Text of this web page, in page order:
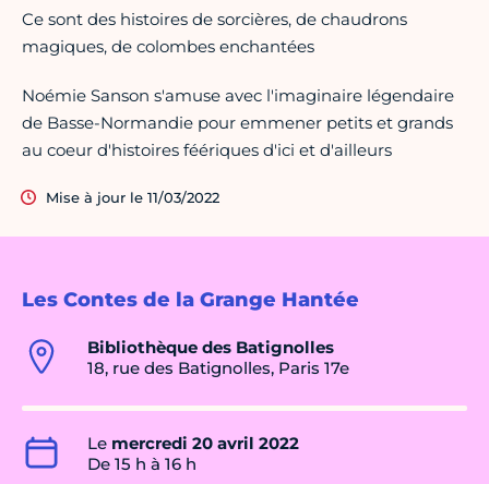
Les Contes de la Grange Hantée
Bibliothèque des Batignolles
18, rue des Batignolles, Paris 17e
Le mercredi 20 avril 2022
De 15 h à 16 h
Ce sont des histoires de sorcières, de chaudrons
magiques, de colombes enchantées
Noémie Sanson s'amuse avec l'imaginaire légendaire
de Basse-Normandie pour emmener petits et grands
au coeur d'histoires féériques d'ici et d'ailleurs
Mise à jour le 11/03/2022